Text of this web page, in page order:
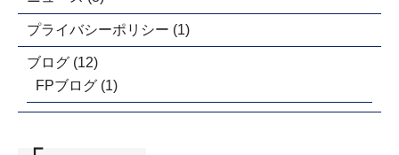
プライバシーポリシー (1)
ブログ (12)
FPブログ (1)